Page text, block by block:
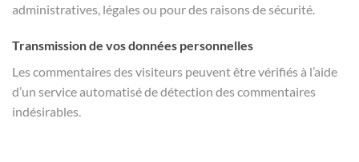
administratives, légales ou pour des raisons de sécurité.
Transmission de vos données personnelles
Les commentaires des visiteurs peuvent être vérifiés à l’aide
d’un service automatisé de détection des commentaires
indésirables.